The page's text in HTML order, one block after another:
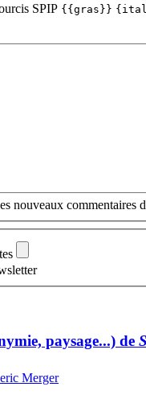
SPIP {{gras}}
nouveaux commentaires
paysage...) de
Merger